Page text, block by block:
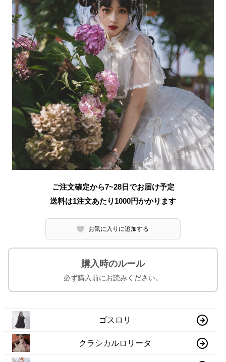
ご注文確定から7~28日でお届け予定
送料は1注文あたり 1000円かかります
お気に入りに追加する
購入時のルール
必ず購入前にお読みください。
ゴスロリ
クラシカルロリータ